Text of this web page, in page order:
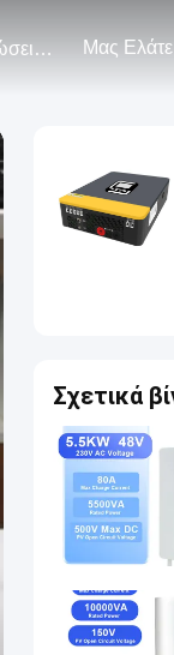
Εκδηλώσεις
Σχετικά